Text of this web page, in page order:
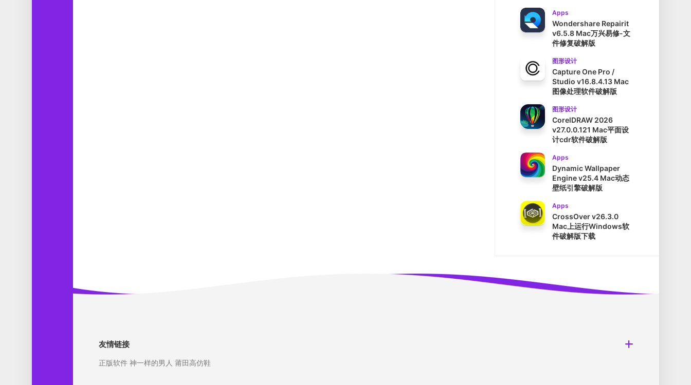
Apps
Wondershare Repairit
v6.5.8 Mac万兴易修-文
件修复破解版
图形设计
Capture One Pro /
Studio v16.8.4.13 Mac
图像处理软件破解版
图形设计
CorelDRAW 2026
v27.0.0.121 Mac平面设
计cdr软件破解版
Apps
Dynamic Wallpaper
Engine v25.4 Mac动态
壁纸引擎破解版
Apps
CrossOver v26.3.0
Mac上运行Windows软
件破解版下载
友情链接
正版软件 神一样的男人 莆田高仿鞋